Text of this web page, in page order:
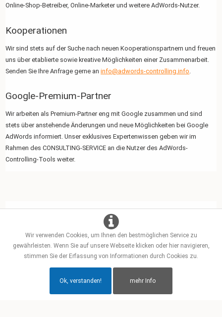
Online-Shop-Betreiber, Online-Marketer und weitere AdWords-Nutzer.
Kooperationen
Wir sind stets auf der Suche nach neuen Kooperationspartnern und freuen
uns über etablierte sowie kreative Möglichkeiten einer Zusammenarbeit.
Senden Sie Ihre Anfrage gerne aninfo@adwords-controlling.info
Google-Premium-Partner
Wir arbeiten als Premium-Partner eng mit Google zusammen und sind
stets über anstehende Änderungen und neue Möglichkeiten bei Google
AdWords informiert. Unser exklusives Expertenwissen geben wir im
Rahmen des CONSULTING-SERVICE an die Nutzer des AdWords-
Controlling-Tools weiter.
Copyright © Prof. Dr. Tilo Hildebrandt
Wir verwenden Cookies, um Ihnen den bestmöglichen Service zu
gewährleisten. Wenn Sie auf unsere Webseite klicken oder hier navigieren,
stimmen Sie der Erfassung von Informationen durch Cookies zu.
Ok, verstanden! mehr Info